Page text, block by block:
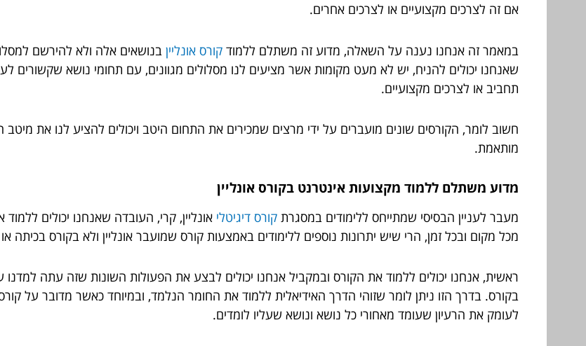
אם זה לצרכים מקצועיים או לצרכים אחרים.
במאמר זה אנחנו נענה על השאלה, מדוע זה משתלם ללמוד קורס אונליין בנושאים אלה ולא להירשם
שאנחנו יכולים להניח, יש לא מעט מקומות אשר מציעים לנו מסלולים מגוונים, עם תחומי נושא שקשורים
תחביב או לצרכים מקצועיים.
חשוב לומר, הקורסים שונים מועברים על ידי מרצים שמכירים את התחום היטב ויכולים להציע לנו את מיטב
מותאמת.
מדוע משתלם ללמוד מקצועות אינטרנט בקורס אונליין
מעבר לעניין הבסיסי שמתייחס ללימודים במסגרת קורס דיגיטלי אונליין, קרי, העובדה שאנחנו יכולים
מכל מקום ובכל זמן, הרי שיש יתרונות נוספים ללימודים באמצעות קורס שמועבר אונליין ולא בקורס בכיתה
ראשית, אנחנו יכולים ללמוד את הקורס ובמקביל אנחנו יכולים לבצע את הפעולות השונות שזה עתה
בקורס. בדרך הזו ניתן לומר שזוהי הדרך האידיאלית ללמוד את החומר הנלמד, ובמיוחד כאשר מדובר על
לעומק את הרעיון שעומד מאחורי כל נושא ונושא שעליו לומדים.